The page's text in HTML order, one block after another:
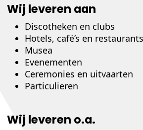
Wij leveren aan
Discotheken en clubs
Hotels, café’s en restaurants
Musea
Evenementen
Ceremonies en uitvaarten
Particulieren
Wij leveren o.a.